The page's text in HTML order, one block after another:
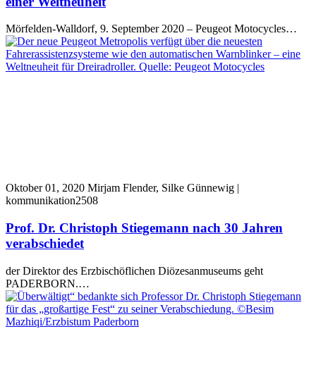
Mörfelden-Walldorf, 9. September 2020 – Peugeot Motocycles…
Oktober 01, 2020 Mirjam Flender, Silke Günnewig |
kommunikation2508
Prof. Dr. Christoph Stiegemann nach 30 Jahren
verabschiedet
der Direktor des Erzbischöflichen Diözesanmuseums geht
PADERBORN.…